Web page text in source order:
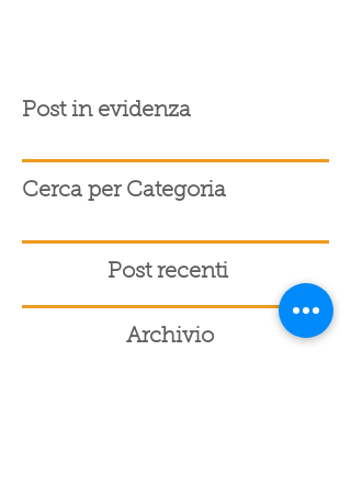
Post in evidenza
Cerca per Categoria
Post recenti
Archivio